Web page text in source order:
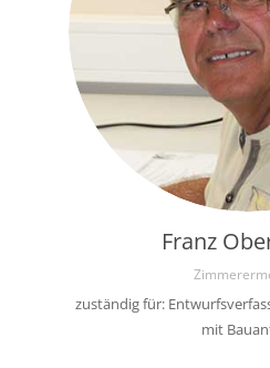
Franz
zuständig für:
mit